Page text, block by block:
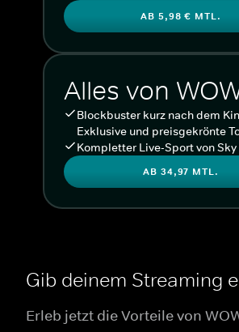
AB 5,98 € MTL.
Alles von
Blockbuster kurz nach dem
Exklusive und preisgekrönte
Kompletter Live-Sport von
AB 34,97 MTL.
Gib deinem Streaming
Erleb jetzt die Vorteile von